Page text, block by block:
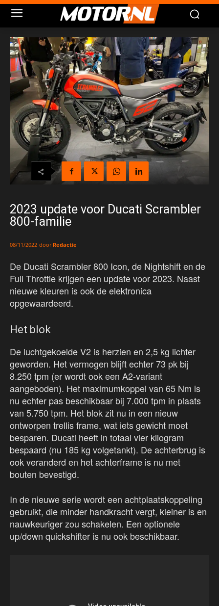
2023 update voor Ducati Scrambler
800-familie
08/11/2022 door Redactie
De Ducati Scrambler 800 Icon, de Nightshift en de
Full Throttle krijgen een update voor 2023. Naast
nieuwe kleuren is ook de elektronica
opgewaardeerd.
Het blok
De luchtgekoelde V2 is herzien en 2,5 kg lichter
geworden. Het vermogen blijft echter 73 pk bij
8.250 tpm (er wordt ook een A2-variant
aangeboden). Het maximumkoppel van 65 Nm is
nu echter pas beschikbaar bij 7.000 tpm in plaats
van 5.750 tpm. Het blok zit nu in een nieuw
ontworpen trellis frame, wat iets gewicht moet
besparen. Ducati heeft in totaal vier kilogram
bespaard (nu 185 kg volgetankt). De achterbrug is
ook veranderd en het achterframe is nu met
bouten bevestigd.
In de nieuwe serie wordt een achtplaatskoppeling
gebruikt, die minder handkracht vergt, kleiner is en
nauwkeuriger zou schakelen. Een optionele
up/down quickshifter is nu ook beschikbaar.